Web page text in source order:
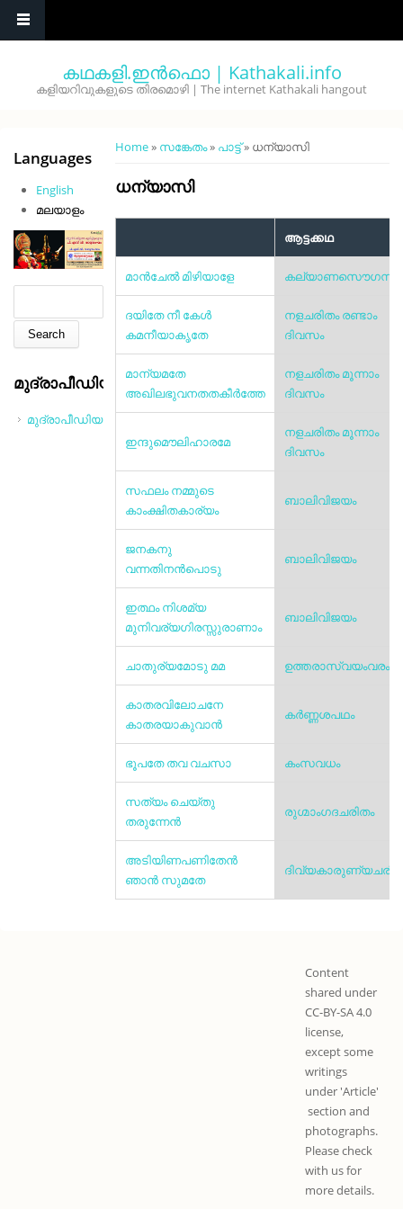
കഥകളി.ഇൻഫൊ | Kathakali.info
കളിയറിവുകളുടെ തിരമൊഴി | The internet Kathakali hangout
You are here
Home» സങ്കേതം» പാട്ട്» ധന്യാസി
ധന്യാസി
ആട്ടക്കഥ
മാൻ‌ചേൽ മിഴിയാളേ
ദയിതേ നീ കേൾ
കമനീയാകൃതേ
നളചരിതം രണ്ടാം
ദിവസം
മാന്യമതേ
അഖിലഭുവനതതകീർത്തേ
നളചരിതം മൂന്നാം
ദിവസം
ഇന്ദുമൌലിഹാരമേ
നളചരിതം മൂന്നാം
ദിവസം
സഫലം നമ്മുടെ
കാംക്ഷിതകാര്യം
ബാലിവിജയം
ജനകനു
വന്നതിനൻപൊടു
ബാലിവിജയം
ഇത്ഥം നിശമ്യ
മുനിവര്യഗിരസ്സുരാണാം
ബാലിവിജയം
ചാതുര്യമോടു മമ ഉത്തരാസ്വയംവരം
കാതരവിലോചനേ
കാതരയാകുവാന്‍
കർണ്ണശപഥം
ഭൂപതേ തവ വചസാ കംസവധം
സത്യം ചെയ്തു
തരുന്നേന്‍
രുഗ്മാംഗദചരിതം
അടിയിണപണിതേൻ
ഞാൻ സുമതേ
Languages
English
മലയാളം
മുദ്രാപീഡിയ
മുദ്രാപീഡിയ
Content
shared under
CC-BY-SA 4.0
license,
except some
writings
under 'Article'
section and
photographs.
Please check
with us for
more details.